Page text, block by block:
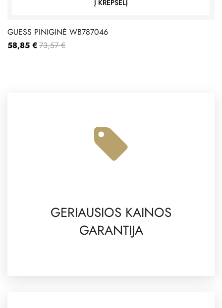
Į KREPŠELĮ
GUESS PINIGINĖ WB787046
58,85 € 73,57 €
GERIAUSIOS KAINOS
GARANTIJA